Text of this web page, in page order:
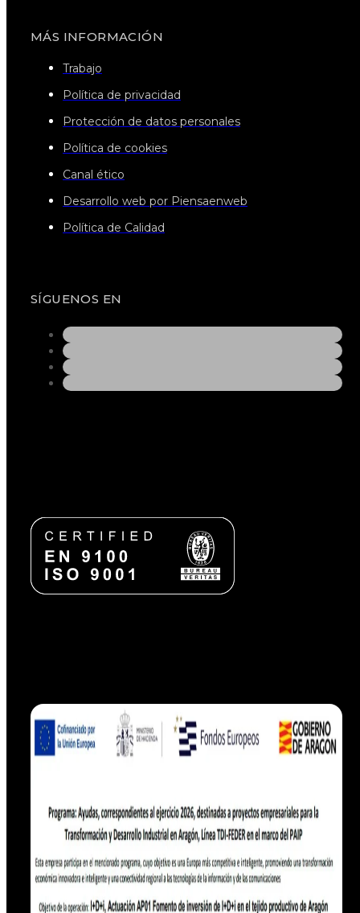
MÁS INFORMACIÓN
Trabajo
Política de privacidad
Protección de datos personales
Política de cookies
Canal ético
Desarrollo web por Piensaenweb
Política de Calidad
SÍGUENOS EN